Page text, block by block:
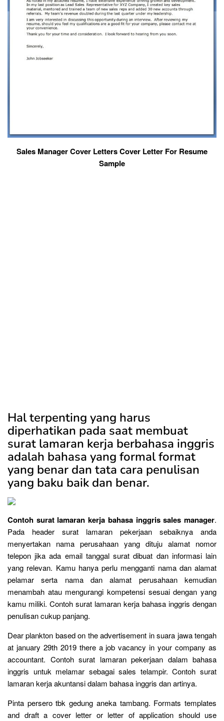
Sales Manager Cover Letters Cover Letter For Resume
Sample
Hal terpenting yang harus
diperhatikan pada saat membuat
surat lamaran kerja berbahasa inggris
adalah bahasa yang formal format
yang benar dan tata cara penulisan
yang baku baik dan benar.
Contoh surat lamaran kerja bahasa inggris sales manager.
Pada header surat lamaran pekerjaan sebaiknya anda
menyertakan nama perusahaan yang dituju alamat nomor
telepon jika ada email tanggal surat dibuat dan informasi lain
yang relevan. Kamu hanya perlu mengganti nama dan alamat
pelamar serta nama dan alamat perusahaan kemudian
menambah atau mengurangi kompetensi sesuai dengan yang
kamu miliki. Contoh surat lamaran kerja bahasa inggris dengan
penulisan cukup panjang.
Dear plankton based on the advertisement in suara jawa tengah
at january 29th 2019 there a job vacancy in your company as
accountant. Contoh surat lamaran pekerjaan dalam bahasa
inggris untuk melamar sebagai sales telampir. Contoh surat
lamaran kerja akuntansi dalam bahasa inggris dan artinya.
Pinta persero tbk gedung aneka tambang. Formats templates
and draft a cover letter or letter of application should use